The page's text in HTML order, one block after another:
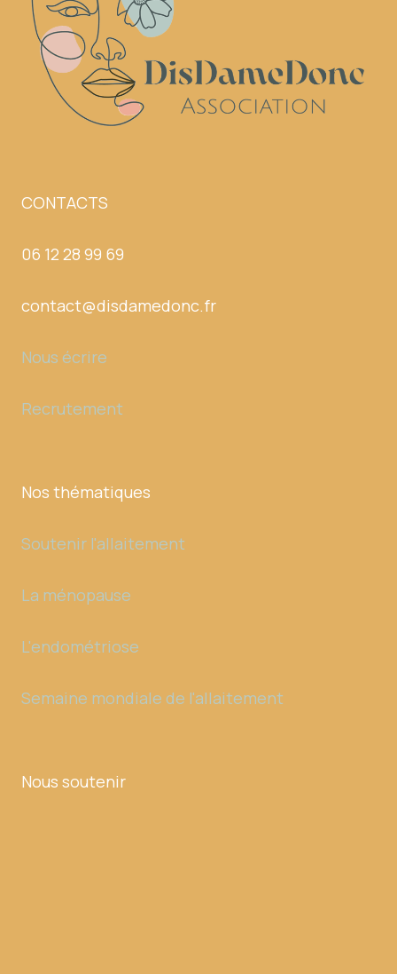
CONTACTS
06 12 28 99 69
contact@disdamedonc.fr
Nous écrire
Recrutement
Nos thématiques
Soutenir l'allaitement
La ménopause
L'endométriose
Semaine mondiale de l'allaitement
Nous soutenir